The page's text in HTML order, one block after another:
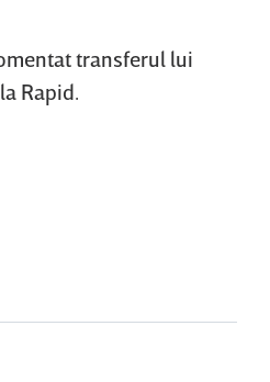
transferul lui
Rapid.